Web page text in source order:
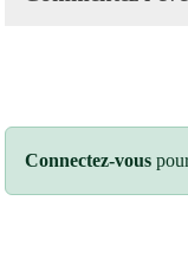
Connectez-vous